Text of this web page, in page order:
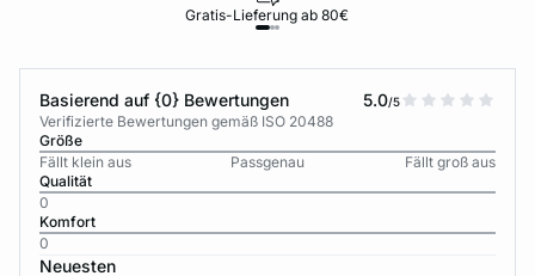
Gratis-Lieferung ab 80€
Basierend auf {0} Bewertungen 5.0/5
Verifizierte Bewertungen gemäß ISO 20488
Größe
Fällt klein aus
Passgenau
Fällt groß aus
Qualität
0
Komfort
0
Neuesten